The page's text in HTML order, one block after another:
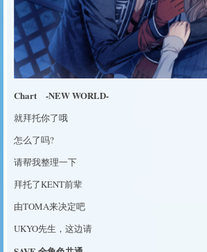
Chart -NEW WORLD-
就拜托你了哦
怎么了吗?
请帮我整理一下
拜托了KENT前辈
由TOMA来决定吧
UKYO先生，这边请